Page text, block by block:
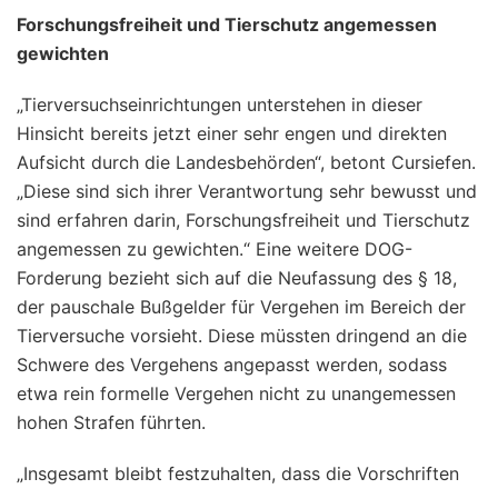
Forschungsfreiheit und Tierschutz angemessen
gewichten
„Tierversuchseinrichtungen unterstehen in dieser
Hinsicht bereits jetzt einer sehr engen und direkten
Aufsicht durch die Landesbehörden“, betont Cursiefen.
„Diese sind sich ihrer Verantwortung sehr bewusst und
sind erfahren darin, Forschungsfreiheit und Tierschutz
angemessen zu gewichten.“ Eine weitere DOG-
Forderung bezieht sich auf die Neufassung des § 18,
der pauschale Bußgelder für Vergehen im Bereich der
Tierversuche vorsieht. Diese müssten dringend an die
Schwere des Vergehens angepasst werden, sodass
etwa rein formelle Vergehen nicht zu unangemessen
hohen Strafen führten.
„Insgesamt bleibt festzuhalten, dass die Vorschriften